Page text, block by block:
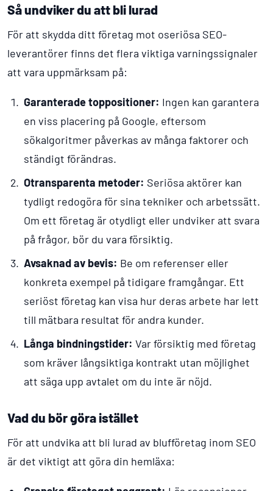
Så undviker du att bli lurad
För att skydda ditt företag mot oseriösa SEO-
leverantörer finns det flera viktiga varningssignaler
att vara uppmärksam på:
Garanterade toppositioner: Ingen kan garantera
en viss placering på Google, eftersom
sökalgoritmer påverkas av många faktorer och
ständigt förändras.
Otransparenta metoder: Seriösa aktörer kan
tydligt redogöra för sina tekniker och arbetssätt.
Om ett företag är otydligt eller undviker att svara
på frågor, bör du vara försiktig.
Avsaknad av bevis: Be om referenser eller
konkreta exempel på tidigare framgångar. Ett
seriöst företag kan visa hur deras arbete har lett
till mätbara resultat för andra kunder.
Långa bindningstider: Var försiktig med företag
som kräver långsiktiga kontrakt utan möjlighet
att säga upp avtalet om du inte är nöjd.
Vad du bör göra istället
För att undvika att bli lurad av blufföretag inom SEO
är det viktigt att göra din hemläxa: